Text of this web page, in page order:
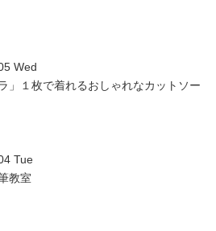
Wed
」１枚で着れるおしゃれなカットソー
Tue
教室